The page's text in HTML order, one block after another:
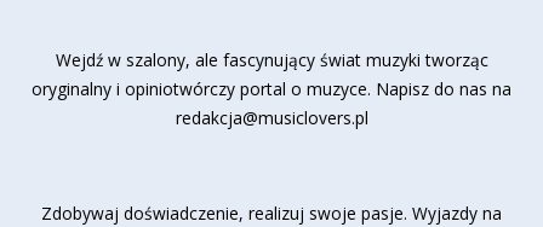
Wejdź w szalony, ale fascynujący świat muzyki tworząc
oryginalny i opiniotwórczy portal o muzyce. Napisz do nas na
redakcja@musiclovers.pl
Zdobywaj doświadczenie, realizuj swoje pasje. Wyjazdy na